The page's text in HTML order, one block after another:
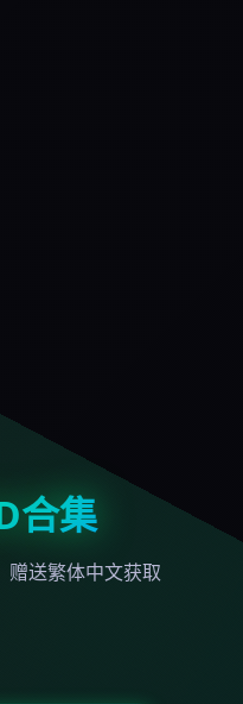
合集
赠送繁体中文获取